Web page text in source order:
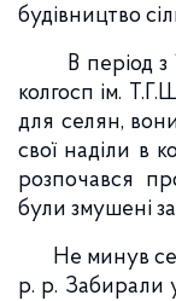
будівництво
В період з
колгосп ім.
для селян,
свої наділи в
розпочався
були змушені
Не минув
р. р. Забирали